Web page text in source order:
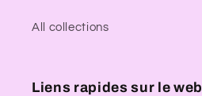
All collections
Liens rapides sur le web